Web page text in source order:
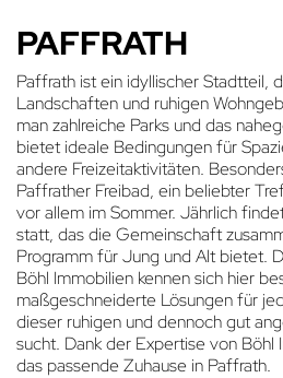
PAFFRATH
Paffrath ist ein idyllischer Stadtteil,
Landschaften und ruhigen
man zahlreiche Parks und das
bietet ideale Bedingungen für
andere Freizeitaktivitäten.
Paffrather Freibad, ein beliebter
vor allem im Sommer. Jährlich
statt, das die Gemeinschaft
Programm für Jung und Alt bietet.
Böhl Immobilien kennen sich hier
maßgeschneiderte Lösungen für
dieser ruhigen und dennoch gut
sucht. Dank der Expertise von
das passende Zuhause in Paffrath.